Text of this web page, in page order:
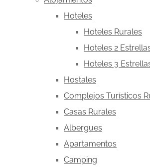
Hoteles
Hoteles Rurales
Hoteles 2
Hoteles 3
Hostales
Complejos Turísticos
Casas Rurales
Albergues
Apartamentos
Camping